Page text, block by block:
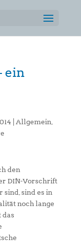
ein
Allgemein
den
DIN-Vorschrift
sind, sind es in
noch lange
das